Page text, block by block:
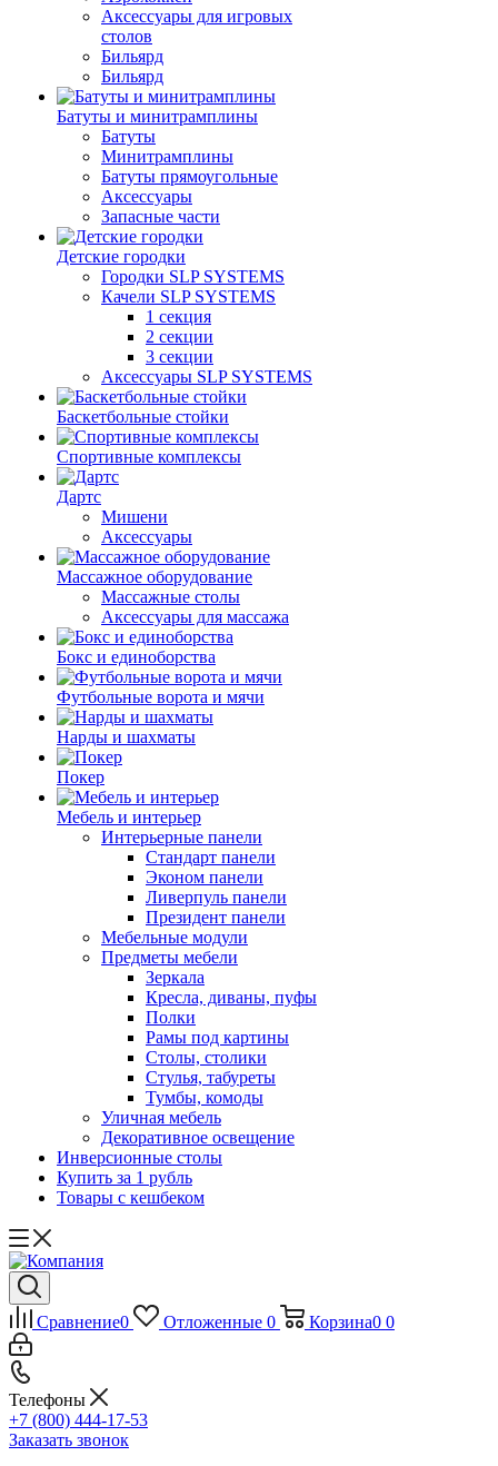
Аксессуары для игровых
столов
Бильяpд
Бильяpд
Батуты и минитрамплины
Батуты
Минитрамплины
Батуты прямоугольные
Аксессуары
Запасные части
Детские городки
Городки SLP SYSTEMS
Качели SLP SYSTEMS
1 секция
2 секции
3 секции
Аксессуары SLP SYSTEMS
Баскетбольные стойки
Спортивные комплексы
Дартс
Мишени
Аксессуары
Массажное оборудование
Массажные столы
Аксессуары для массажа
Бокс и единоборства
Футбольные ворота и мячи
Нарды и шахматы
Покер
Мебель и интерьер
Интерьерные панели
Стандарт панели
Эконом панели
Ливерпуль панели
Президент панели
Мебельные модули
Предметы мебели
Зеркала
Кресла, диваны, пуфы
Полки
Рамы под картины
Столы, столики
Стулья, табуреты
Тумбы, комоды
Уличная мебель
Декоративное освещение
Инверсионные столы
Купить за 1 рубль
Товары с кешбеком
Сравнение0 Отложенные 0 Корзина0 0
Телефоны
+7 (800) 444-17-53
Заказать звонок